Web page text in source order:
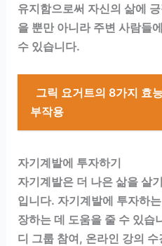
유지함으로써 자신의 삶에
을 뿐만 아니라 주변 사람들
수 있습니다.
그릭 요거트의 8가지 효
부작용
자기계발에 투자하기
자기계발은 더 나은 삶을 살
입니다. 자기계발에 투자하
장하는 데 도움을 줄 수 있습
디 그룹 참여, 온라인 강의